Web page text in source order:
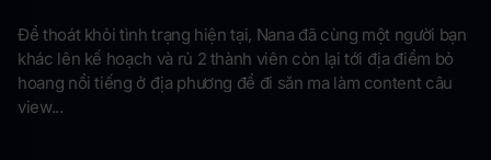
Để thoát khỏi tình trạng hiện tại, Nana đã cùng một người bạn
khác lên kế hoạch và rủ 2 thành viên còn lại tới địa điểm bỏ
hoang nổi tiếng ở địa phương để đi săn ma làm content câu
view...